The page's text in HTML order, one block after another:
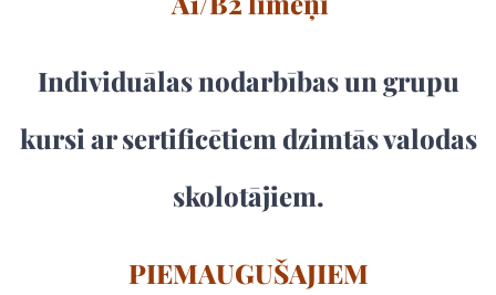
Individuālas nodarbības un grupu
kursi ar sertificētiem dzimtās valodas
skolotājiem.
PIEMAUGUŠAJIEM